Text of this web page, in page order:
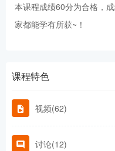
本课程成绩60分为合格，
家都能学有所获~！
课程特色
视频(62)
讨论(12)